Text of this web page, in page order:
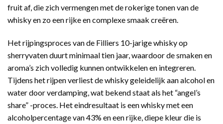
fruit af, die zich vermengen met de rokerige tonen van de
whisky en zo een rijke en complexe smaak creëren.
Het rijpingsproces van de Filliers 10-jarige whisky op
sherryvaten duurt minimaal tien jaar, waardoor de smaken en
aroma’s zich volledig kunnen ontwikkelen en integreren.
Tijdens het rijpen verliest de whisky geleidelijk aan alcohol en
water door verdamping, wat bekend staat als het “angel’s
share” -proces. Het eindresultaat is een whisky met een
alcoholpercentage van 43% en een rijke, diepe kleur die is